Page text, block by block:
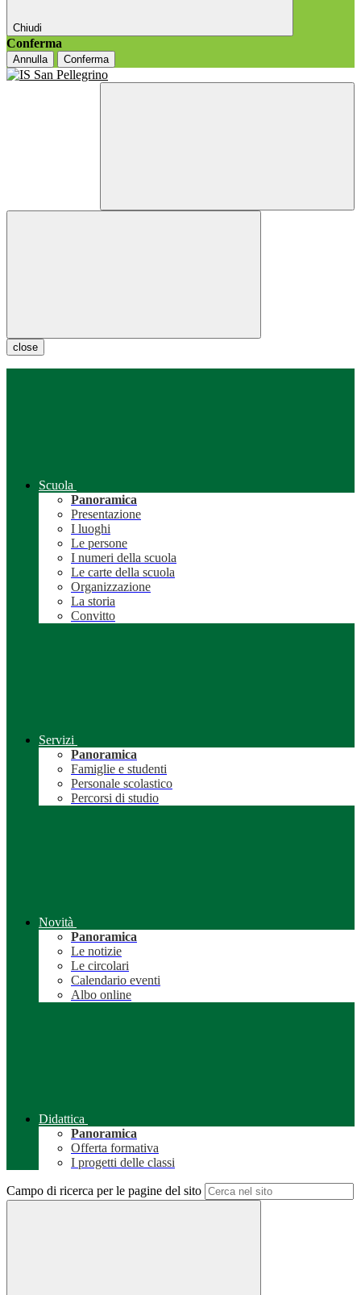
Chiudi
Conferma
Annulla Conferma
close
Scuola
Panoramica
Presentazione
I luoghi
Le persone
I numeri della scuola
Le carte della scuola
Organizzazione
La storia
Convitto
Servizi
Panoramica
Famiglie e studenti
Personale scolastico
Percorsi di studio
Novità
Panoramica
Le notizie
Le circolari
Calendario eventi
Albo online
Didattica
Panoramica
Offerta formativa
I progetti delle classi
Campo di ricerca per le pagine del sito